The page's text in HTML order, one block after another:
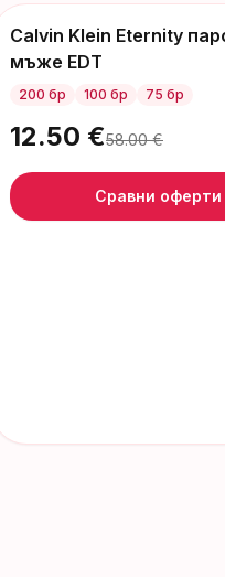
-46€
Calvin Klein Eternity
мъже EDT
200 бр 100 бр 75 бр
12.50 €58.00€
Сравни оферти